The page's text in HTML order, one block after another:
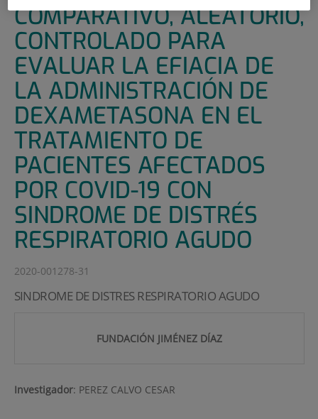
COMPARATIVO, ALEATORIO,
CONTROLADO PARA
EVALUAR LA EFIACIA DE
LA ADMINISTRACIÓN DE
DEXAMETASONA EN EL
TRATAMIENTO DE
PACIENTES AFECTADOS
POR COVID-19 CON
SINDROME DE DISTRÉS
RESPIRATORIO AGUDO
2020-001278-31
SINDROME DE DISTRES RESPIRATORIO AGUDO
FUNDACIÓN JIMÉNEZ DÍAZ
Investigador: PEREZ CALVO CESAR